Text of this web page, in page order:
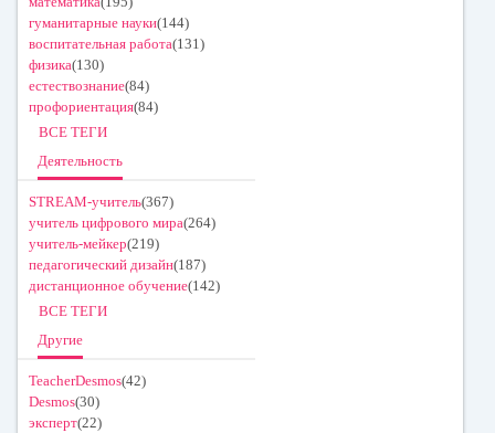
гуманитарные науки(144)
воспитательная работа(131)
физика(130)
естествознание(84)
профориентация(84)
ВСЕ ТЕГИ
Деятельность
STREAM-учитель(367)
учитель цифрового мира(264)
учитель-мейкер(219)
педагогический дизайн(187)
дистанционное обучение(142)
ВСЕ ТЕГИ
Другие
TeacherDesmos(42)
Desmos(30)
эксперт(22)